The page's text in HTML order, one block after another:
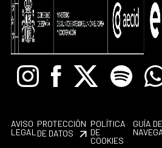
InstagramFacebook
X Spotify
AVISO
LEGAL
PROTECCIÓN
DE DATOS
POLÍTICA
DE
COOKIES
GUÍA DE